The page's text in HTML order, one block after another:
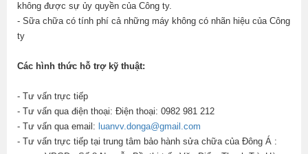
không được sự ủy quyền của Công ty.
- Sữa chữa có tính phí cả những máy không có nhãn hiệu của Công
ty
Các hình thức hỗ trợ kỹ thuật:
- Tư vấn trực tiếp
- Tư vấn qua điện thoại: Điện thoại: 0982 981 212
- Tư vấn qua email: luanvv.donga@gmail.com
- Tư vấn trực tiếp tại trung tâm bảo hành sửa chữa của Đông Á :